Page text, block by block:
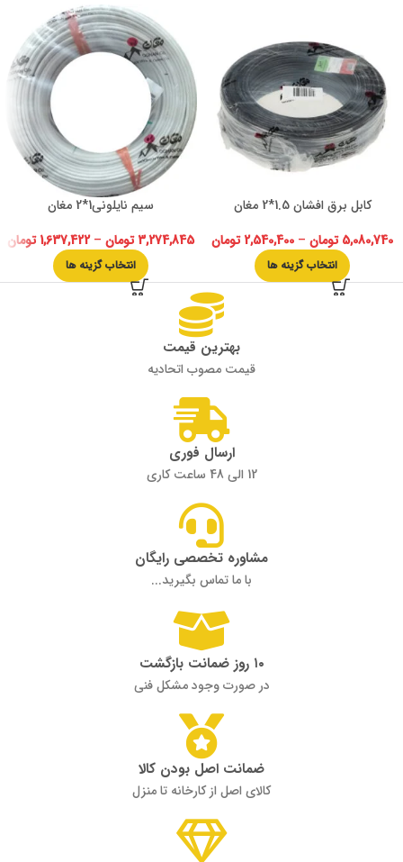
کابل برق افشان 1.5*2 مغان
5,080,740 تومان –
2,540,400تومان
انتخاب گزینه ها
سیم نایلونی1*2 مغان
3,274,845تومان –
1,637,422 تومان
انتخاب گزینه ها
بهترین قیمت
قیمت مصوب اتحادیه
ارسال فوری
12 الی 48 ساعت کاری
مشاوره تخصصی رایگان
با ما تماس بگیرید...
۱۰ روز ضمانت بازگشت
در صورت وجود مشکل فنی
ضمانت اصل بودن کالا
کالای اصل از کارخانه تا منزل